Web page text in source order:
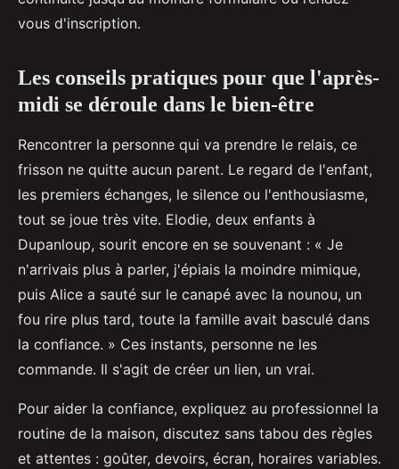
vous d'inscription.
Les conseils pratiques pour que l'après-
midi se déroule dans le bien-être
Rencontrer la personne qui va prendre le relais, ce
frisson ne quitte aucun parent. Le regard de l'enfant,
les premiers échanges, le silence ou l'enthousiasme,
tout se joue très vite. Elodie, deux enfants à
Dupanloup, sourit encore en se souvenant : « Je
n'arrivais plus à parler, j'épiais la moindre mimique,
puis Alice a sauté sur le canapé avec la nounou, un
fou rire plus tard, toute la famille avait basculé dans
la confiance. » Ces instants, personne ne les
commande. Il s'agit de créer un lien, un vrai.
Pour aider la confiance, expliquez au professionnel la
routine de la maison, discutez sans tabou des règles
et attentes : goûter, devoirs, écran, horaires variables.